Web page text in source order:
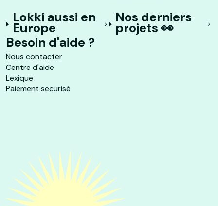
Lokki aussi en
Europe
Nos derniers
projets 👀
Besoin d'aide ?
Nous contacter
Centre d'aide
Lexique
Paiement securisé